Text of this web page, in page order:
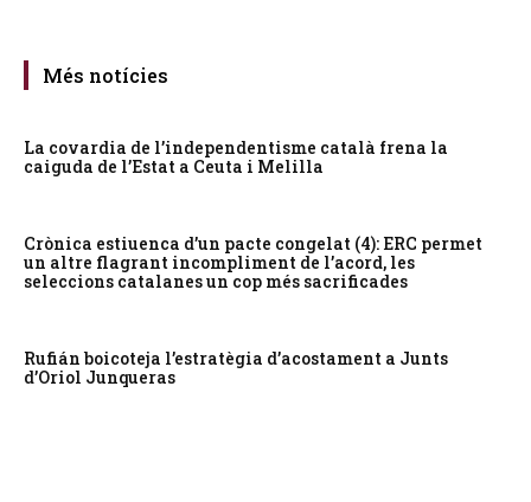
Més notícies
La covardia de l’independentisme català frena la
caiguda de l’Estat a Ceuta i Melilla
Crònica estiuenca d’un pacte congelat (4): ERC permet
un altre flagrant incompliment de l’acord, les
seleccions catalanes un cop més sacrificades
Rufián boicoteja l’estratègia d’acostament a Junts
d’Oriol Junqueras